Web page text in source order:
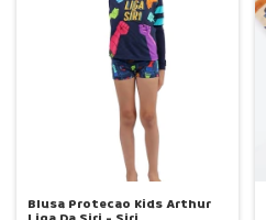
Blusa Protecao Kids Arthur